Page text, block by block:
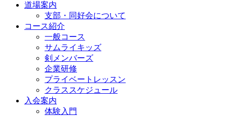
道場案内
支部・同好会について
コース紹介
一般コース
サムライキッズ
剣メンバーズ
企業研修
プライベートレッスン
クラススケジュール
入会案内
体験入門